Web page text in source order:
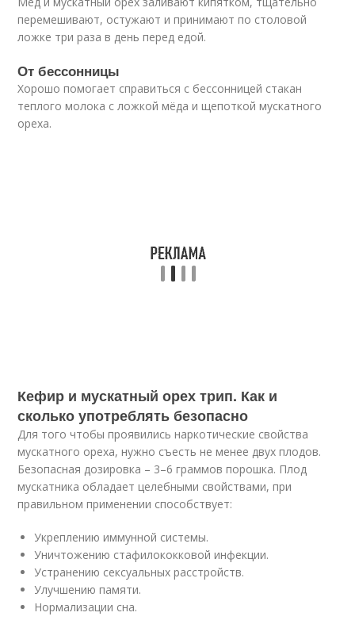
перемешивают, остужают и принимают по столовой
ложке три раза в день перед едой.
От бессонницы
Хорошо помогает справиться с бессонницей стакан
теплого молока с ложкой мёда и щепоткой мускатного
ореха.
Кефир и мускатный орех трип. Как и
сколько употреблять безопасно
Для того чтобы проявились наркотические свойства
мускатного ореха, нужно съесть не менее двух плодов.
Безопасная дозировка – 3–6 граммов порошка. Плод
мускатника обладает целебными свойствами, при
правильном применении способствует:
Укреплению иммунной системы.
Уничтожению стафилококковой инфекции.
Устранению сексуальных расстройств.
Улучшению памяти.
Нормализации сна.